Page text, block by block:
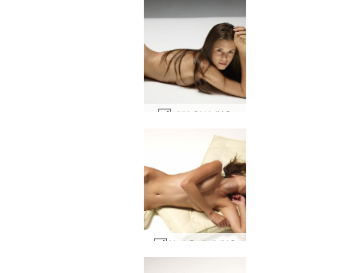
변덕 현상 #12
안나 S 베개 #12